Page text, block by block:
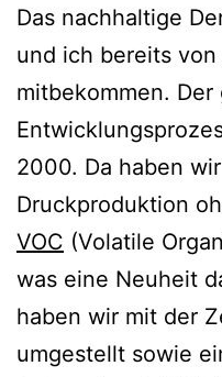
Das nachhaltige
und ich bereits
mitbekommen.
2000. Da haben
Druckproduktion
VOC (Volatile
was eine Neuheit
haben wir mit der
umgestellt sowie